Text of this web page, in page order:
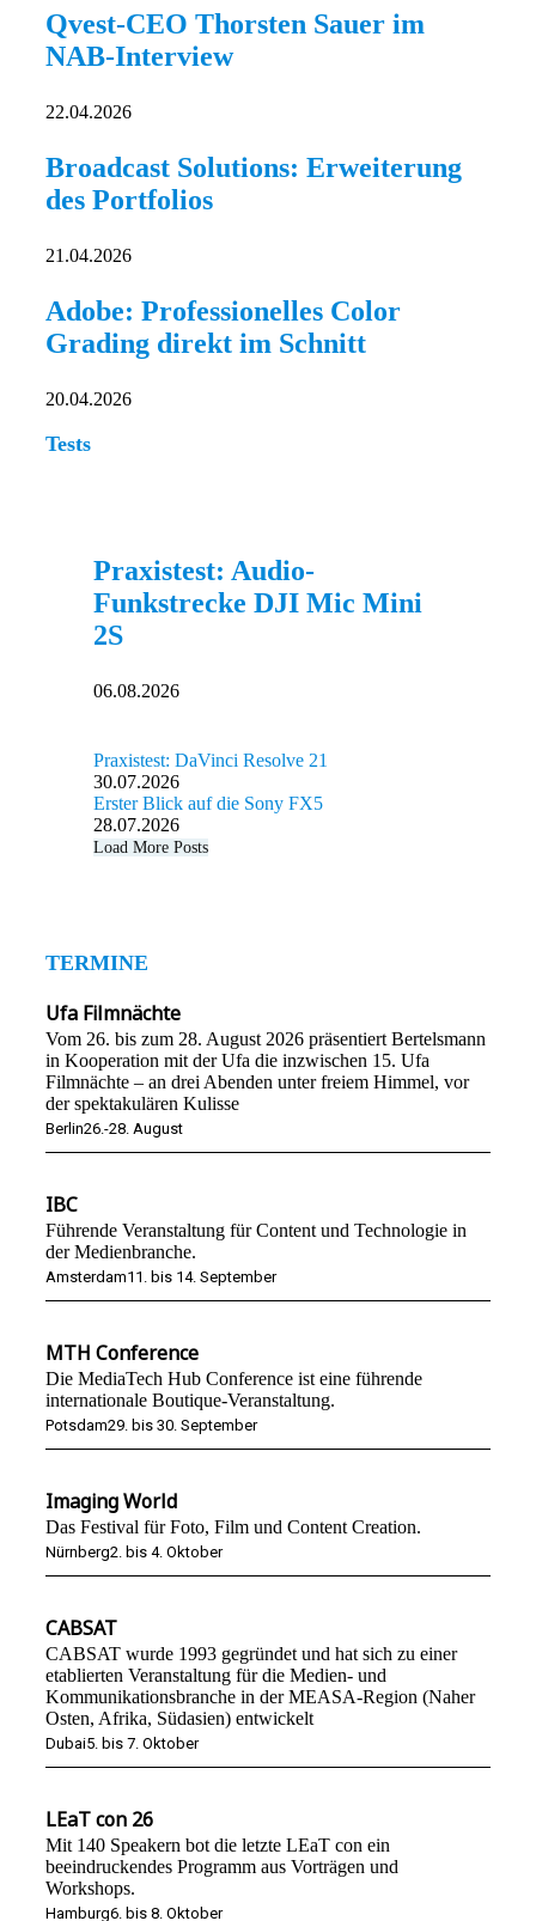
Qvest-CEO Thorsten Sauer im
NAB-Interview
22.04.2026
Broadcast Solutions: Erweiterung
des Portfolios
21.04.2026
Adobe: Professionelles Color
Grading direkt im Schnitt
20.04.2026
Tests
Praxistest: Audio-
Funkstrecke DJI Mic Mini
2S
06.08.2026
Praxistest: DaVinci Resolve 21
30.07.2026
Erster Blick auf die Sony FX5
28.07.2026
Load More Posts
TERMINE
Ufa Filmnächte
Vom 26. bis zum 28. August 2026 präsentiert Bertelsmann
in Kooperation mit der Ufa die inzwischen 15. Ufa
Filmnächte – an drei Abenden unter freiem Himmel, vor
der spektakulären Kulisse
Berlin26.-28. August
IBC
Führende Veranstaltung für Content und Technologie in
der Medienbranche.
Amsterdam11. bis 14. September
MTH Conference
Die MediaTech Hub Conference ist eine führende
internationale Boutique-Veranstaltung.
Potsdam29. bis 30. September
Imaging World
Das Festival für Foto, Film und Content Creation.
Nürnberg2. bis 4. Oktober
CABSAT
CABSAT wurde 1993 gegründet und hat sich zu einer
etablierten Veranstaltung für die Medien- und
Kommunikationsbranche in der MEASA-Region (Naher
Osten, Afrika, Südasien) entwickelt
Dubai5. bis 7. Oktober
LEaT con 26
Mit 140 Speakern bot die letzte LEaT con ein
beeindruckendes Programm aus Vorträgen und
Workshops.
Hamburg6. bis 8. Oktober